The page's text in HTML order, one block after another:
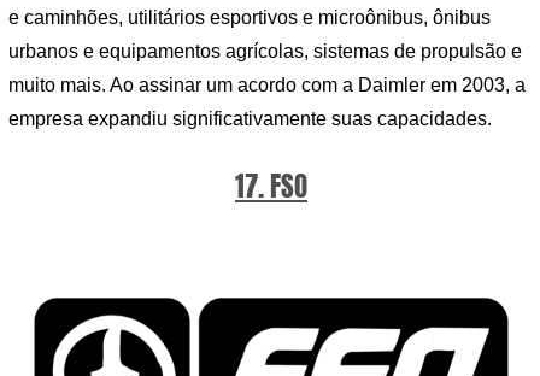
e caminhões, utilitários esportivos e microônibus, ônibus
urbanos e equipamentos agrícolas, sistemas de propulsão e
muito mais. Ao assinar um acordo com a Daimler em 2003, a
empresa expandiu significativamente suas capacidades.
17. FSO